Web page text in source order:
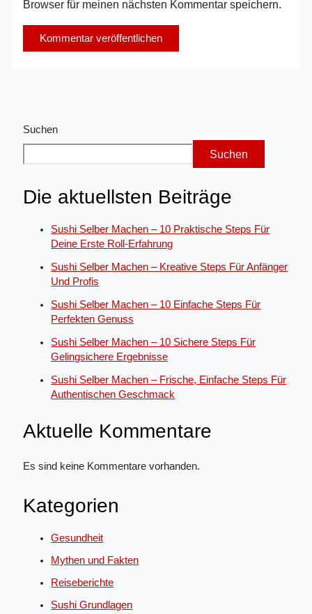
Browser für meinen nächsten Kommentar speichern.
Suchen
Suchen
Die aktuellsten Beiträge
Sushi Selber Machen – 10 Praktische Steps Für
Deine Erste Roll-Erfahrung
Sushi Selber Machen – Kreative Steps Für Anfänger
Und Profis
Sushi Selber Machen – 10 Einfache Steps Für
Perfekten Genuss
Sushi Selber Machen – 10 Sichere Steps Für
Gelingsichere Ergebnisse
Sushi Selber Machen – Frische, Einfache Steps Für
Authentischen Geschmack
Aktuelle Kommentare
Es sind keine Kommentare vorhanden.
Kategorien
Gesundheit
Mythen und Fakten
Reiseberichte
Sushi Grundlagen